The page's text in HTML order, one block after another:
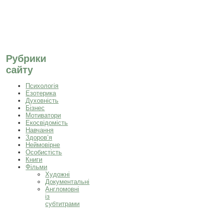
Рубрики
сайту
Психологія
Езотерика
Духовність
Бізнес
Мотиватори
Екосвідомість
Навчання
Здоров’я
Неймовірне
Особистість
Книги
Фільми
Художні
Документальні
Англомовні
із
субтитрами